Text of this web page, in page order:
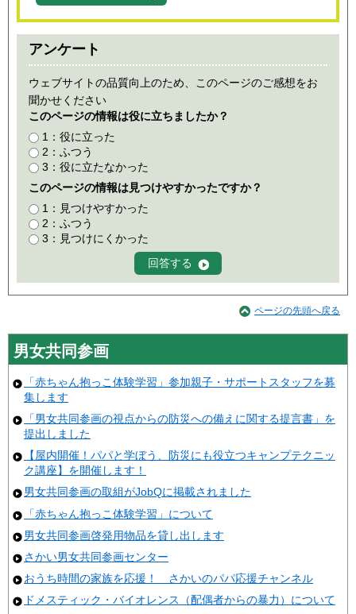
アンケート
ウェブサイトの品質向上のため、このページのご感想をお
聞かせください
このページの情報は役に立ちましたか？
1：役に立った
2：ふつう
3：役に立たなかった
このページの情報は見つけやすかったですか？
1：見つけやすかった
2：ふつう
3：見つけにくかった
ページの先頭へ戻る
男女共同参画
「赤ちゃん抱っこ体験学習」参加親子・サポートスタッフを募
集します
「男女共同参画の視点からの防災への備えに関する提言書」を
提出しました
【屋内開催！パパと学ぼう、防災にも役立つキャンプテクニッ
ク講座】を開催します！
男女共同参画の取組がJobQに掲載されました
「赤ちゃん抱っこ体験学習」について
男女共同参画啓発用物品を貸し出します
さかい男女共同参画センター
おうち時間の家族を応援！ さかいのパパ応援チャンネル
ドメスティック・バイオレンス（配偶者からの暴力）について